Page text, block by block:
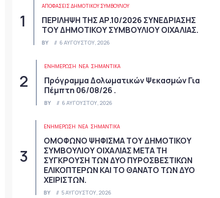
ΑΠΟΦΆΣΕΙΣ ΔΗΜΟΤΙΚΟΎ ΣΥΜΒΟΥΛΊΟΥ
ΠΕΡΙΛΗΨΗ ΤΗΣ ΑΡ.10/2026 ΣΥΝΕΔΡΙΑΣΗΣ
ΤΟΥ ΔΗΜΟΤΙΚΟΥ ΣΥΜΒΟΥΛΙΟΥ ΟΙΧΑΛΙΑΣ.
BY 6 ΑΥΓΟΎΣΤΟΥ, 2026
ΕΝΗΜΕΡΩΣΗ ΝΈΑ ΣΗΜΑΝΤΙΚΆ
Πρόγραμμα Δολωματικών Ψεκασμών Για
Πέμπτη 06/08/26 .
BY 6 ΑΥΓΟΎΣΤΟΥ, 2026
ΕΝΗΜΕΡΩΣΗ ΝΈΑ ΣΗΜΑΝΤΙΚΆ
ΟΜΟΦΩΝΟ ΨΗΦΙΣΜΑ ΤΟΥ ΔΗΜΟΤΙΚΟΥ
ΣΥΜΒΟΥΛΙΟΥ ΟΙΧΑΛΙΑΣ ΜΕΤΑ ΤΗ
ΣΥΓΚΡΟΥΣΗ ΤΩΝ ΔΥΟ ΠΥΡΟΣΒΕΣΤΙΚΩΝ
ΕΛΙΚΟΠΤΕΡΩΝ ΚΑΙ ΤΟ ΘΑΝΑΤΟ ΤΩΝ ΔΥΟ
ΧΕΙΡΙΣΤΩΝ.
BY 5 ΑΥΓΟΎΣΤΟΥ, 2026